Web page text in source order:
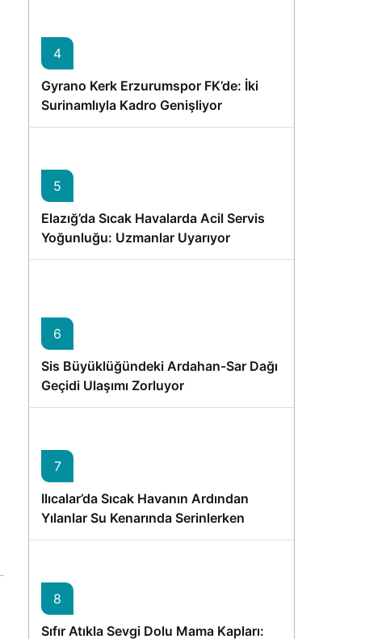
4
Gyrano Kerk Erzurumspor FK’de: İki
Surinamlıyla Kadro Genişliyor
5
Elazığ’da Sıcak Havalarda Acil Servis
Yoğunluğu: Uzmanlar Uyarıyor
6
Sis Büyüklüğündeki Ardahan-Sar Dağı
Geçidi Ulaşımı Zorluyor
7
Ilıcalar’da Sıcak Havanın Ardından
Yılanlar Su Kenarında Serinlerken
Görüntülendi
8
Sıfır Atıkla Sevgi Dolu Mama Kapları: